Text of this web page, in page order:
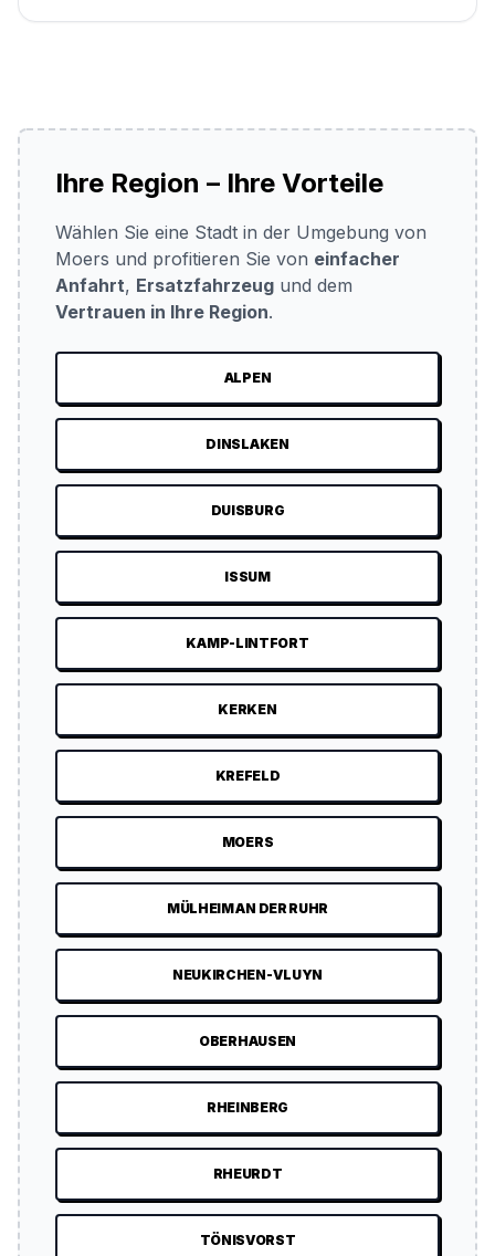
Ihre Region – Ihre Vorteile
Wählen Sie eine Stadt in der Umgebung von
Moers und profitieren Sie von einfacher
Anfahrt, Ersatzfahrzeug und dem
Vertrauen in Ihre Region.
ALPEN
DINSLAKEN
DUISBURG
ISSUM
KAMP-LINTFORT
KERKEN
KREFELD
MOERS
MÜLHEIM AN DER RUHR
NEUKIRCHEN-VLUYN
OBERHAUSEN
RHEINBERG
RHEURDT
TÖNISVORST